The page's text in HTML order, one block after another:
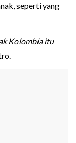
seperti yang
Kolombia itu